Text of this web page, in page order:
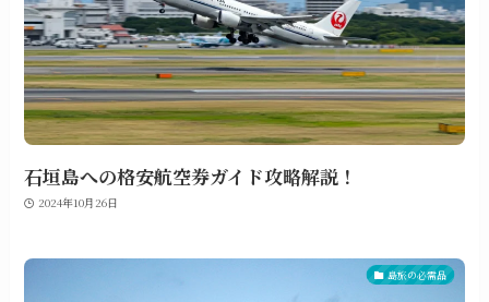
石垣島への格安航空券ガイド攻略解説！
2024年10月26日
島旅の必需品